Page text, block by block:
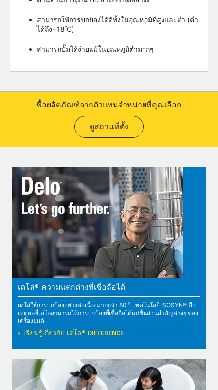
สามารถให้การปกป้องได้ดีทั้งในอุณหภูมิที่สูงและต่ำ (ต่ำ
ได้ถึง- 18˚C)
สามารถปั๊มได้ง่ายแม้ในอุณหภูมิต่ำมากๆ
ซื้อผลิตภัณฑ์จากตัวแทนจำหน่ายที่คุณเลือก
ดูสถานที่ตั้ง
เดโล่® ความแตกต่างที่เชื่อถือได้
เดโล่ให้การปกป้องอย่างต่อเนื่องมากกว่า 80 ปี เทคโนโลยี ISOSYN® คือ
เหตุผลที่เดโล่สามารถให้การปกป้องที่เชื่อถือได้แก่ชิ้นส่วนสำคัญต่างๆ ของ
เครื่องยนต์
เรียนรู้เกี่ยวกับ เดโล่® DIFFERENCE